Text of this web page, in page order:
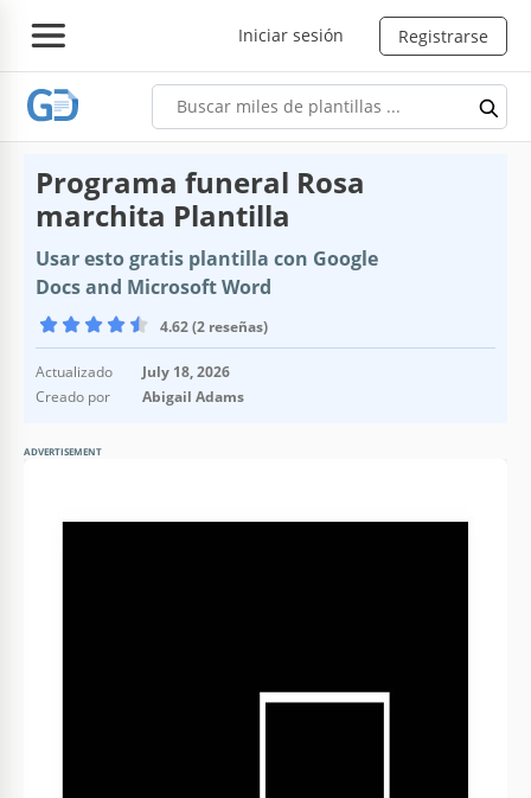
Iniciar sesión Registrarse
Programa funeral Rosa
marchita Plantilla
Usar esto gratis plantilla con Google
Docs and Microsoft Word
4.62 (2 reseñas)
Actualizado
July 18, 2026
Creado por
Abigail Adams
ADVERTISEMENT